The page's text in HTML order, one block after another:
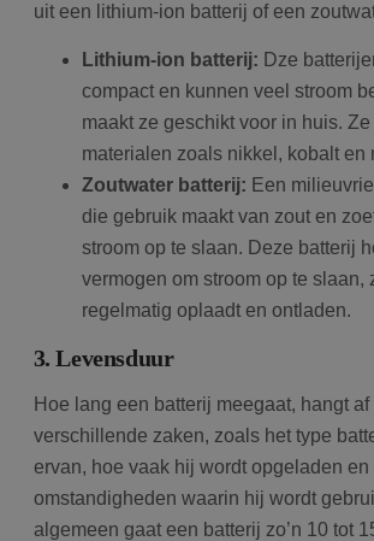
uit een lithium-ion batterij of een
Lithium-ion batterij: Dze
compact en kunnen veel stroom
maakt ze geschikt voor in huis.
materialen zoals nikkel, kobalt en
Zoutwater batterij: Een
die gebruik maakt van zout en
stroom op te slaan. Deze batterij
vermogen om stroom op te slaan,
regelmatig oplaadt en ontladen.
3. Levensduur
Hoe lang een batterij meegaat, hangt af
verschillende zaken, zoals het type
ervan, hoe vaak hij wordt opgeladen
omstandigheden waarin hij wordt
algemeen gaat een batterij zo’n 10 tot